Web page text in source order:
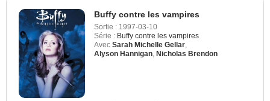
Buffy contre les vampires
Sortie : 1997-03-10
Série : Buffy contre les vampires
Avec Sarah Michelle Gellar
Alyson Hannigan Nicholas Brendon